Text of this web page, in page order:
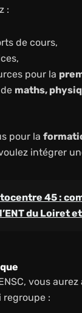
:
de cours,
pour la
maths,
pour la
intégrer
45 :
du Loiret
vous
regroupe :